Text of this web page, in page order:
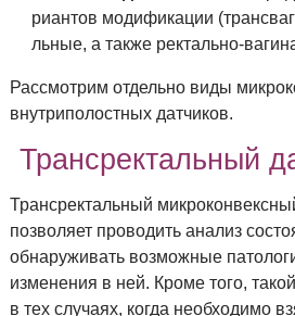
риантов модификации
льные, а также ректально-
Рассмотрим отдельно виды
внутриполостных датчиков.
Трансректальный
Трансректальный
позволяет проводить анализ
обнаруживать возможные
изменения в ней. Кроме того,
в тех случаях, когда необходимо